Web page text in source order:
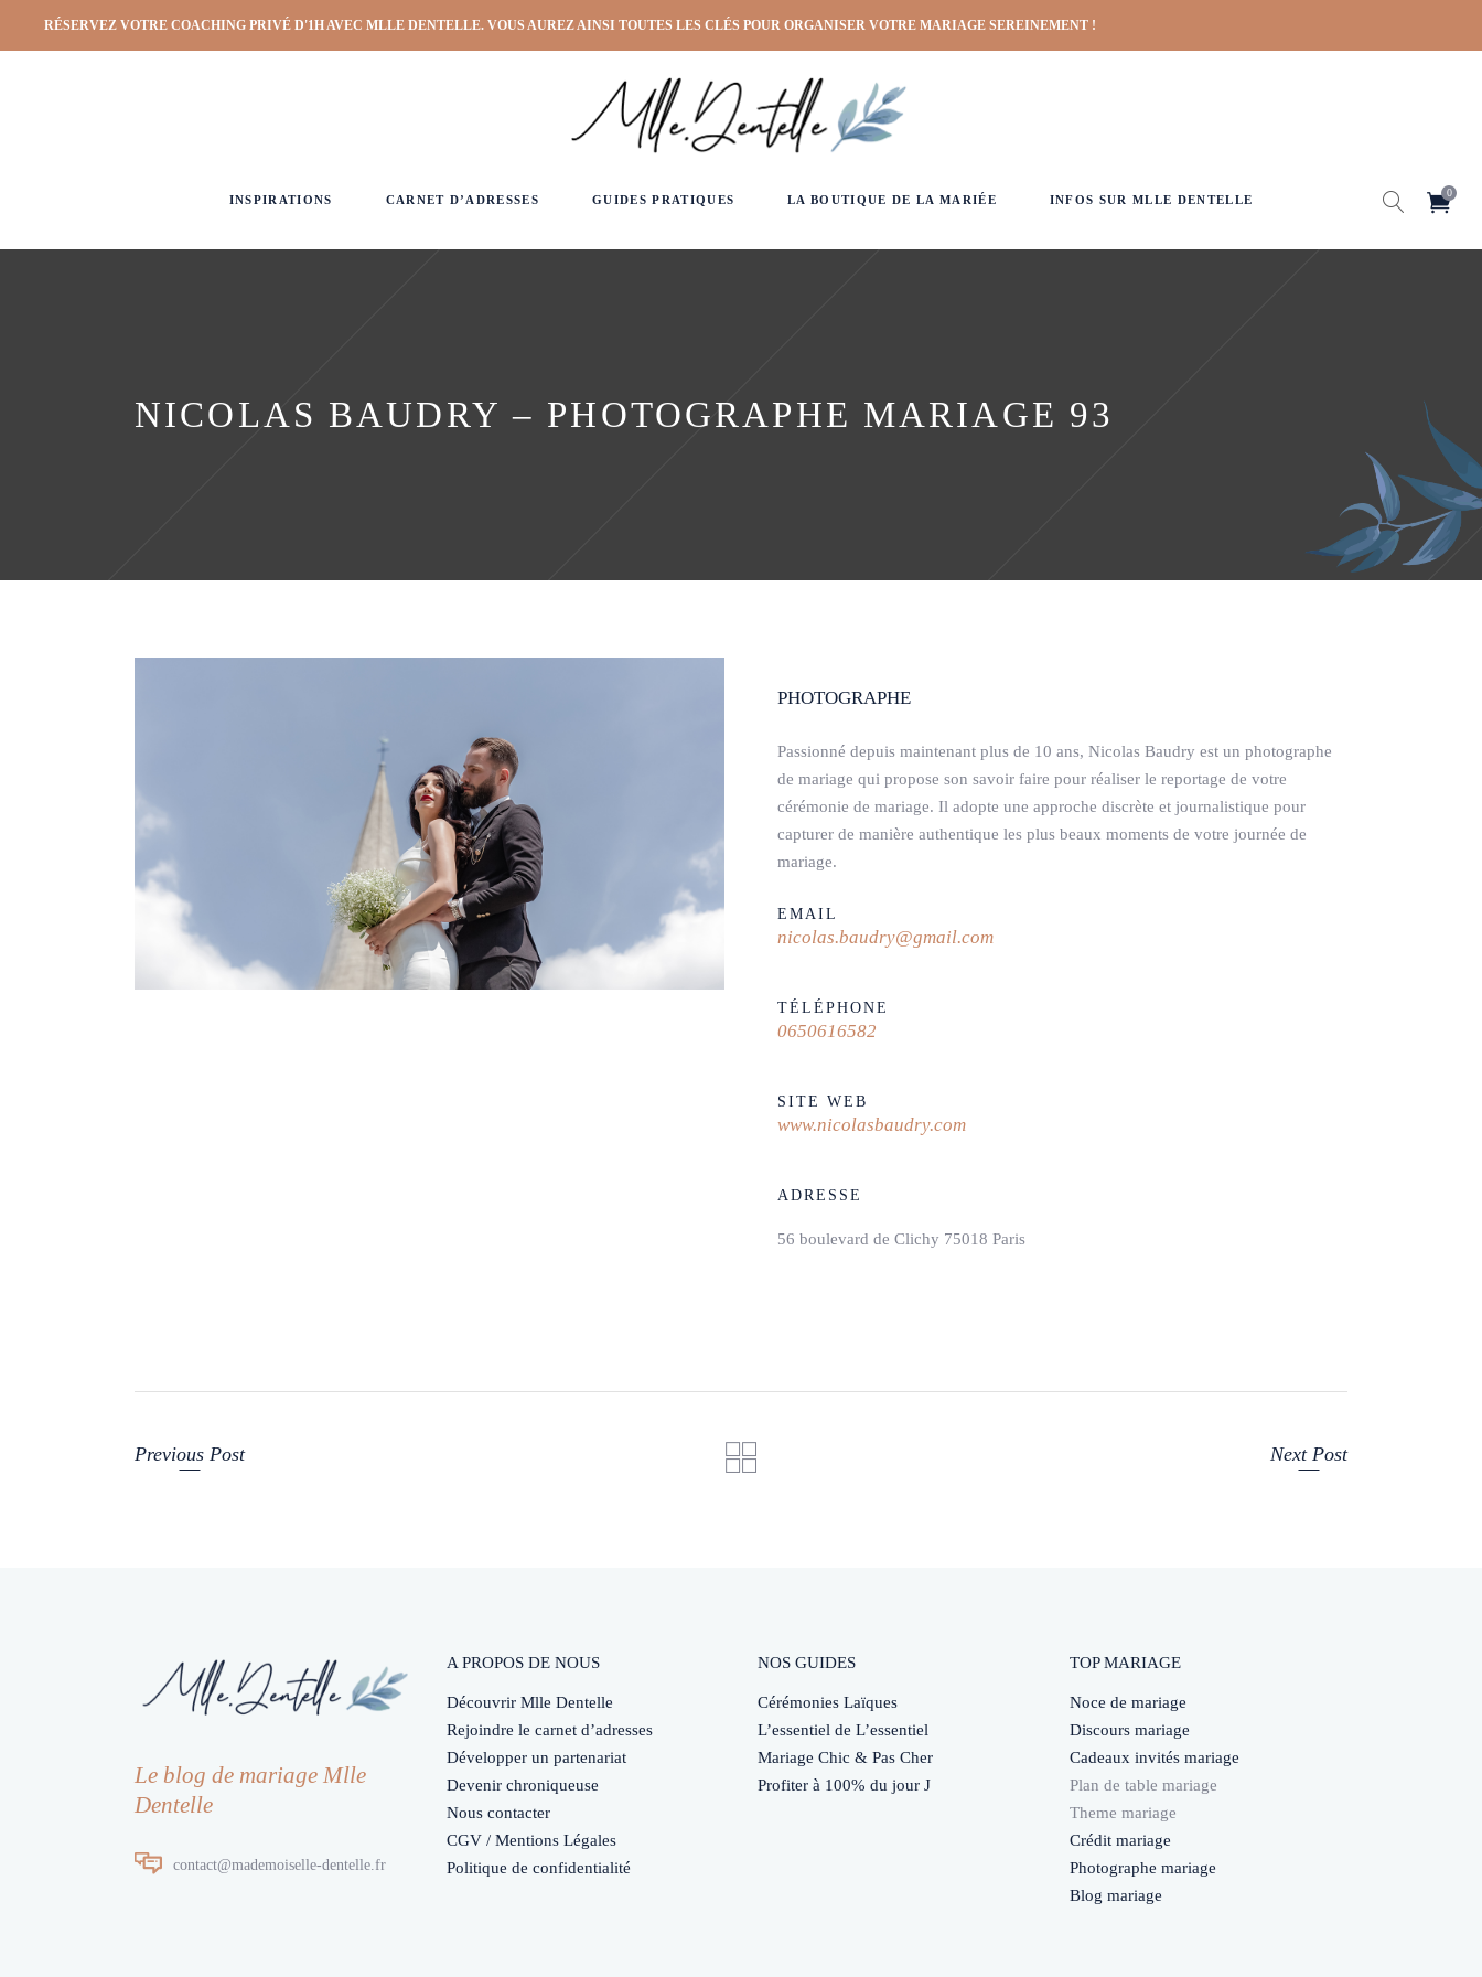
RÉSERVEZ VOTRE COACHING PRIVÉ D'1H AVEC MLLE DENTELLE. VOUS AUREZ AINSI TOUTES LES CLÉS POUR ORGANISER VOTRE MARIAGE SEREINEMENT !
INSPIRATIONS CARNET D’ADRESSES GUIDES PRATIQUES LA BOUTIQUE DE LA MARIÉE INFOS SUR MLLE DENTELLE
0
NICOLAS BAUDRY – PHOTOGRAPHE MARIAGE 93
PHOTOGRAPHE
Passionné depuis maintenant plus de 10 ans, Nicolas Baudry est un photographe
de mariage qui propose son savoir faire pour réaliser le reportage de votre
cérémonie de mariage. Il adopte une approche discrète et journalistique pour
capturer de manière authentique les plus beaux moments de votre journée de
mariage.
EMAIL
nicolas.baudry@gmail.com
TÉLÉPHONE
0650616582
SITE WEB
www.nicolasbaudry.com
ADRESSE
56 boulevard de Clichy 75018 Paris
Previous Post Next Post
Le blog de mariage Mlle
Dentelle
contact@mademoiselle-dentelle.fr
A PROPOS DE NOUS
Découvrir Mlle Dentelle
Rejoindre le carnet d’adresses
Développer un partenariat
Devenir chroniqueuse
Nous contacter
CGV / Mentions Légales
Politique de confidentialité
NOS GUIDES
Cérémonies Laïques
L’essentiel de L’essentiel
Mariage Chic & Pas Cher
Profiter à 100% du jour J
TOP MARIAGE
Noce de mariage
Discours mariage
Cadeaux invités mariage
Plan de table mariage
Theme mariage
Crédit mariage
Photographe mariage
Blog mariage